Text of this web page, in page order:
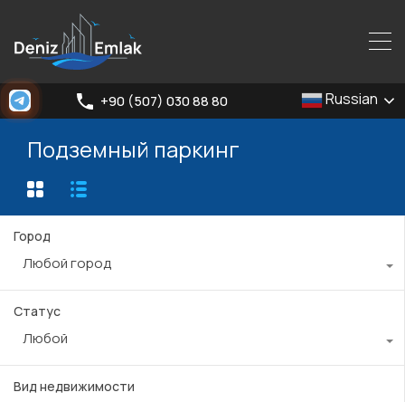
+90 (507) 030 88 80 Russian
Подземный паркинг
Город
Любой город
Статус
Любой
Вид недвижимости